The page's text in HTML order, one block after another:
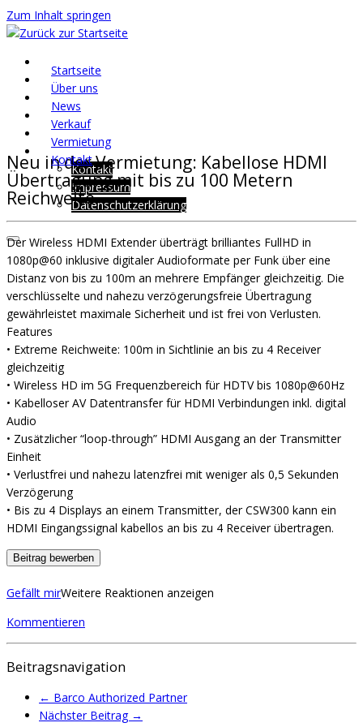
Zum Inhalt springen
Startseite
Über uns
News
Verkauf
Vermietung
Kontakt
Kontakt
Impressum
Datenschutzerklärung
Neu in der Vermietung: Kabellose HDMI
Übertragung mit bis zu 100 Metern
Reichweite
Der Wireless HDMI Extender überträgt brilliantes FullHD in
1080p@60 inklusive digitaler Audioformate per Funk über eine
Distanz von bis zu 100m an mehrere Empfänger gleichzeitig. Die
verschlüsselte und nahezu verzögerungsfreie Übertragung
gewährleistet maximale Sicherheit und ist frei von Verlusten.
Features
• Extreme Reichweite: 100m in Sichtlinie an bis zu 4 Receiver
gleichzeitig
• Wireless HD im 5G Frequenzbereich für HDTV bis 1080p@60Hz
• Kabelloser AV Datentransfer für HDMI Verbindungen inkl. digital
Audio
• Zusätzlicher “loop-through” HDMI Ausgang an der Transmitter
Einheit
• Verlustfrei und nahezu latenzfrei mit weniger als 0,5 Sekunden
Verzögerung
• Bis zu 4 Displays an einem Transmitter, der CSW300 kann ein
HDMI Eingangssignal kabellos an bis zu 4 Receiver übertragen.
Beitrag bewerben
Gefällt mirWeitere Reaktionen anzeigen
Kommentieren
Beitragsnavigation
← Barco Authorized Partner
Nächster Beitrag →